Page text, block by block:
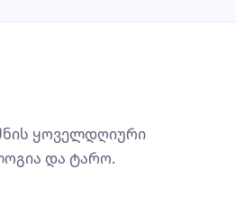
ყოველდღიური
და ტარო.